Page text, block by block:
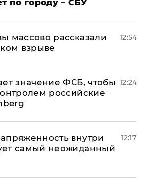
по городу – СБУ
массово рассказали
взрыве
12:54
значение ФСБ, чтобы
российские
12:24
внутри
самый неожиданный
12:17